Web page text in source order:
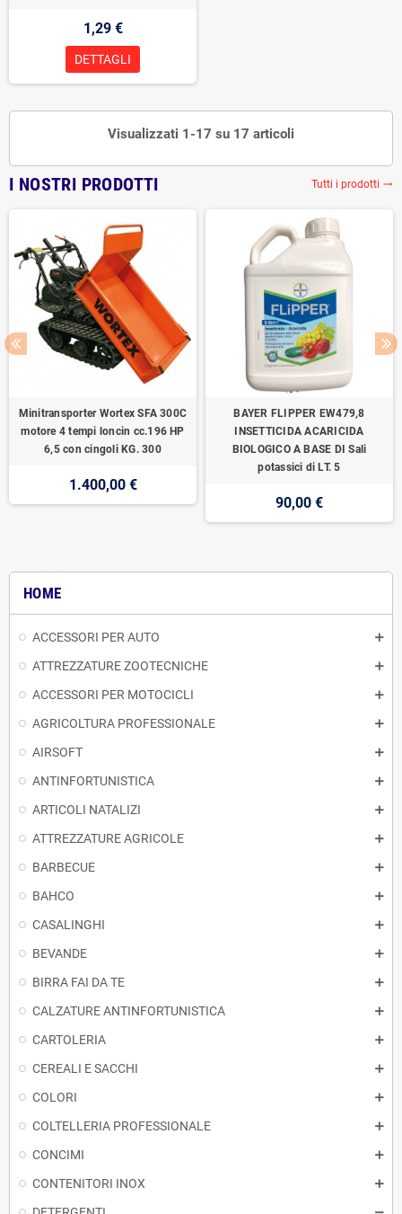
HOME
ACCESSORI PER AUTO
ATTREZZATURE ZOOTECNICHE
ACCESSORI PER MOTOCICLI
AGRICOLTURA PROFESSIONALE
AIRSOFT
ANTINFORTUNISTICA
ARTICOLI NATALIZI
ATTREZZATURE AGRICOLE
BARBECUE
BAHCO
CASALINGHI
BEVANDE
BIRRA FAI DA TE
CALZATURE ANTINFORTUNISTICA
CARTOLERIA
CEREALI E SACCHI
COLORI
COLTELLERIA PROFESSIONALE
CONCIMI
CONTENITORI INOX
1,29 €
DETTAGLI
Visualizzati 1-17 su 17 articoli
I NOSTRI PRODOTTI Tutti i prodotti trending_flat
Minitransporter Wortex SFA 300C
motore 4 tempi loncin cc.196 HP
6,5 con cingoli KG. 300
1.400,00 €
BAYER FLIPPER EW479,8
INSETTICIDA ACARICIDA
BIOLOGICO A BASE DI Sali
potassici di LT. 5
90,00 €